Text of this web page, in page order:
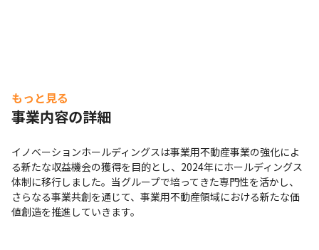
もっと見る
事業内容の詳細
イノベーションホールディングスは事業用不動産事業の強化によ
る新たな収益機会の獲得を目的とし、2024年にホールディングス
体制に移行しました。当グループで培ってきた専門性を活かし、
さらなる事業共創を通じて、事業用不動産領域における新たな価
値創造を推進していきます。